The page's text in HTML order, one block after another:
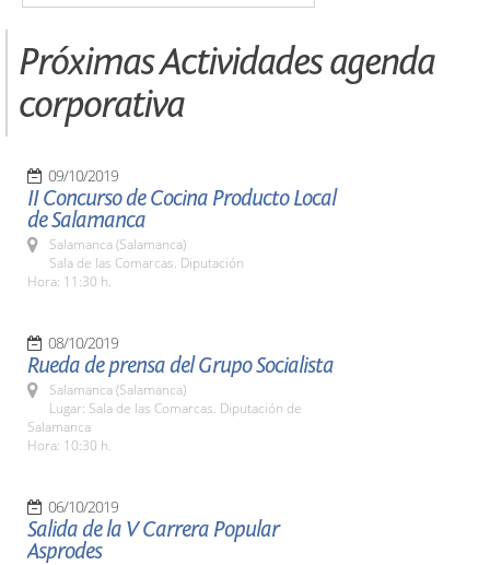
Próximas Actividades agenda
corporativa
09/10/2019
II Concurso de Cocina Producto Local
de Salamanca
Salamanca (Salamanca)
Sala de las Comarcas. Diputación
Hora: 11:30 h.
08/10/2019
Rueda de prensa del Grupo Socialista
Salamanca (Salamanca)
Lugar: Sala de las Comarcas. Diputación de
Salamanca
Hora: 10:30 h.
06/10/2019
Salida de la V Carrera Popular
Asprodes